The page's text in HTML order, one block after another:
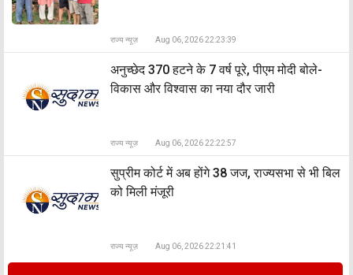
राज्य न्यूज़ Aug 06, 2026 22:23:39
अनुच्छेद 370 हटने के 7 वर्ष पूरे, पीएम मोदी बोले-
विकास और विश्वास का नया दौर जारी
राज्य न्यूज़ Aug 06, 2026 22:22:57
सुप्रीम कोर्ट में अब होंगे 38 जज, राज्यसभा से भी बिल
को मिली मंजूरी
राज्य न्यूज़ Aug 06, 2026 22:21:41